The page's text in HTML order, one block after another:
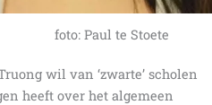
foto: Paul te Stoete
wil van ‘zwarte’ scholen
heeft over het algemeen